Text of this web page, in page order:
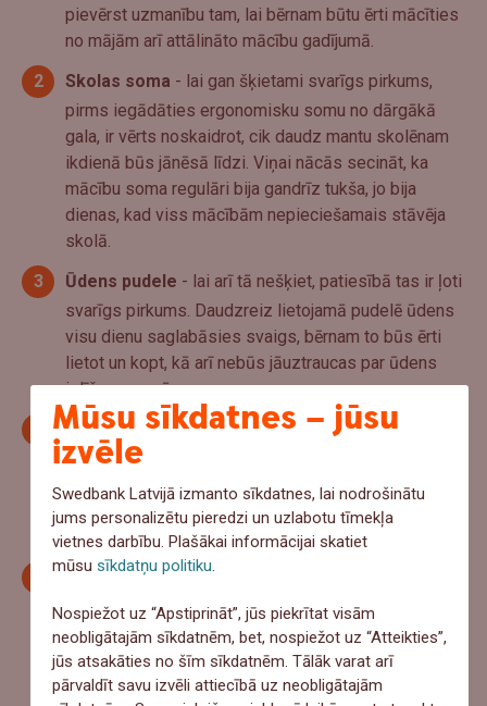
pievērst uzmanību tam, lai bērnam būtu ērti mācīties
no mājām arī attālināto mācību gadījumā.
Skolas soma - lai gan šķietami svarīgs pirkums,
pirms iegādāties ergonomisku somu no dārgākā
gala, ir vērts noskaidrot, cik daudz mantu skolēnam
ikdienā būs jānēsā līdzi. Viņai nācās secināt, ka
mācību soma regulāri bija gandrīz tukša, jo bija
dienas, kad viss mācībām nepieciešamais stāvēja
skolā.
Ūdens pudele - lai arī tā nešķiet, patiesībā tas ir ļoti
svarīgs pirkums. Daudzreiz lietojamā pudelē ūdens
visu dienu saglabāsies svaigs, bērnam to būs ērti
lietot un kopt, kā arī nebūs jāuztraucas par ūdens
izlīšanu somā.
Ērti maiņas apavi- kamēr bērna kāja vēl tikai aug un
veidojas, īpaši svarīgi pievērst uzmanību apavu
kvalitātei. Pagājušā sezonā Laura “nomedīja”
kvalitatīvus zīmola apavus par labāku cenu vienā no
apavuoutletiem.
Sporta tērps visām sezonām
skolēni sporto ārā visu gadu, tādēļ sporta tērpa
atrašana jebkādiem laikapstākļiem var būt
izaicinoša. Lai ietaupītu Laura iesaka apmeklēt
dažādus sporta veikaluoutletus.
Mūsu sīkdatnes – jūsu
izvēle
Swedbank Latvijā izmanto sīkdatnes, lai nodrošinātu
jums personalizētu pieredzi un uzlabotu tīmekļa
vietnes darbību. Plašākai informācijai skatiet
mūsu sīkdatņu politiku
Nospiežot uz “Apstiprināt”, jūs piekrītat visām
neobligātajām sīkdatnēm, bet, nospiežot uz “Atteikties”,
jūs atsakāties no šīm sīkdatnēm. Tālāk varat arī
pārvaldīt savu izvēli attiecībā uz neobligātajām